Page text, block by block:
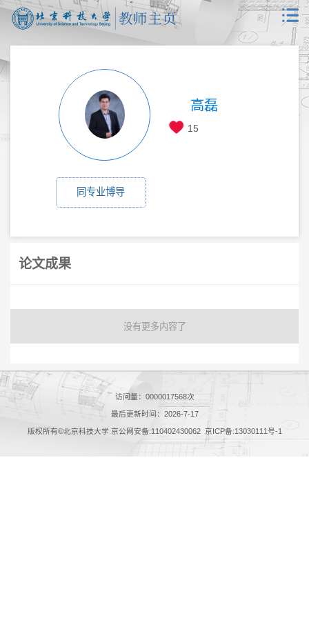
高磊
15
同专业博导
论文成果
没有更多内容了
访问量： 0000017568次
最后更新时间： 2026-7-17
版权所有©北京科技大学 京公网安备:110402430062 京ICP备:13030111号-1